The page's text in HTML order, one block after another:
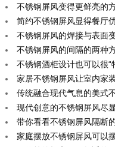
不锈钢屏风变得更鲜亮的
简约不锈钢屏风显得餐厅
不锈钢屏风的焊接与表面
不锈钢屏风的间隔的两种
不锈钢酒柜设计也可以很“
家居不锈钢屏风让室内家
传统融合现代气息的美式
现代创意的不锈钢屏风尽
带你看看不锈钢屏风隔断
家庭摆放不锈钢屏风可以